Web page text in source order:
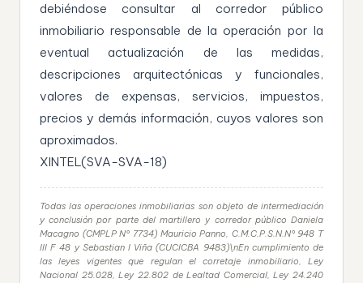
debiéndose consultar al corredor público
inmobiliario responsable de la operación por la
eventual actualización de las medidas,
descripciones arquitectónicas y funcionales,
valores de expensas, servicios, impuestos,
precios y demás información, cuyos valores son
aproximados.
XINTEL(SVA-SVA-18)
Todas las operaciones inmobiliarias son objeto de intermediación
y conclusión por parte del martillero y corredor público Daniela
Macagno (CMPLP N° 7734) Mauricio Panno, C.M.C.P.S.N.N° 948 T
III F 48 y Sebastian I Viña (CUCICBA 9483)\nEn cumplimiento de
las leyes vigentes que regulan el corretaje inmobiliario, Ley
Nacional 25.028, Ley 22.802 de Lealtad Comercial, Ley 24.240